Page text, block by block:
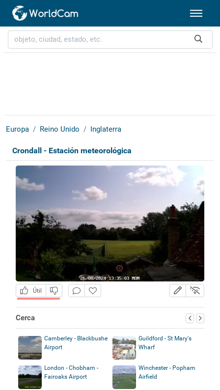
Europa Reino Unido Inglaterra
Crondall - Estación meteorológica
Útil
Cerca
Camberley - Blackbushe
Airport
Guildford - St Mary's
Wharf
London - Chobham -
Fairoaks Airport
Winchester - Popham
Airfield